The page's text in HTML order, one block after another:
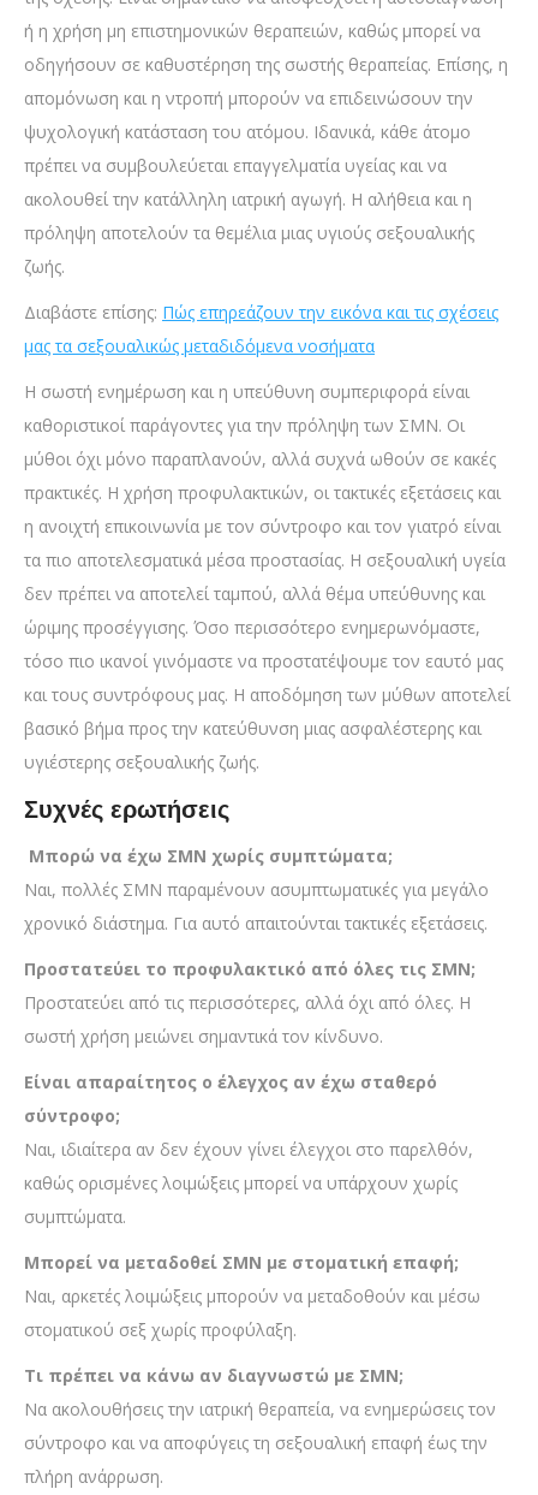
ή η χρήση μη επιστημονικών θεραπειών, καθώς μπορεί να
οδηγήσουν σε καθυστέρηση της σωστής θεραπείας. Επίσης, η
απομόνωση και η ντροπή μπορούν να επιδεινώσουν την
ψυχολογική κατάσταση του ατόμου. Ιδανικά, κάθε άτομο
πρέπει να συμβουλεύεται επαγγελματία υγείας και να
ακολουθεί την κατάλληλη ιατρική αγωγή. Η αλήθεια και η
πρόληψη αποτελούν τα θεμέλια μιας υγιούς σεξουαλικής
ζωής.
Διαβάστε επίσης: Πώς επηρεάζουν την εικόνα και τις σχέσεις
μας τα σεξουαλικώς μεταδιδόμενα νοσήματα
Η σωστή ενημέρωση και η υπεύθυνη συμπεριφορά είναι
καθοριστικοί παράγοντες για την πρόληψη των ΣΜΝ. Οι
μύθοι όχι μόνο παραπλανούν, αλλά συχνά ωθούν σε κακές
πρακτικές. Η χρήση προφυλακτικών, οι τακτικές εξετάσεις και
η ανοιχτή επικοινωνία με τον σύντροφο και τον γιατρό είναι
τα πιο αποτελεσματικά μέσα προστασίας. Η σεξουαλική υγεία
δεν πρέπει να αποτελεί ταμπού, αλλά θέμα υπεύθυνης και
ώριμης προσέγγισης. Όσο περισσότερο ενημερωνόμαστε,
τόσο πιο ικανοί γινόμαστε να προστατέψουμε τον εαυτό μας
και τους συντρόφους μας. Η αποδόμηση των μύθων αποτελεί
βασικό βήμα προς την κατεύθυνση μιας ασφαλέστερης και
υγιέστερης σεξουαλικής ζωής.
Συχνές ερωτήσεις
Μπορώ να έχω ΣΜΝ χωρίς συμπτώματα;
Ναι, πολλές ΣΜΝ παραμένουν ασυμπτωματικές για μεγάλο
χρονικό διάστημα. Για αυτό απαιτούνται τακτικές εξετάσεις.
Προστατεύει το προφυλακτικό από όλες τις ΣΜΝ;
Προστατεύει από τις περισσότερες, αλλά όχι από όλες. Η
σωστή χρήση μειώνει σημαντικά τον κίνδυνο.
Είναι απαραίτητος ο έλεγχος αν έχω σταθερό
σύντροφο;
Ναι, ιδιαίτερα αν δεν έχουν γίνει έλεγχοι στο παρελθόν,
καθώς ορισμένες λοιμώξεις μπορεί να υπάρχουν χωρίς
συμπτώματα.
Μπορεί να μεταδοθεί ΣΜΝ με στοματική επαφή;
Ναι, αρκετές λοιμώξεις μπορούν να μεταδοθούν και μέσω
στοματικού σεξ χωρίς προφύλαξη.
Τι πρέπει να κάνω αν διαγνωστώ με ΣΜΝ;
Να ακολουθήσεις την ιατρική θεραπεία, να ενημερώσεις τον
σύντροφο και να αποφύγεις τη σεξουαλική επαφή έως την
πλήρη ανάρρωση.